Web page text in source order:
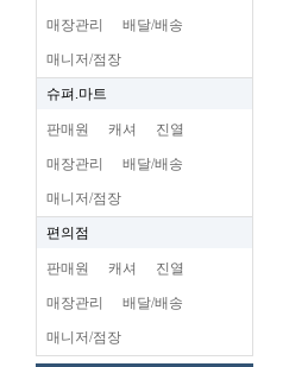
매장관리 배달/배송
매니저/점장
슈펴.마트
판매원 캐셔 진열
매장관리 배달/배송
매니저/점장
편의점
판매원 캐셔 진열
매장관리 배달/배송
매니저/점장